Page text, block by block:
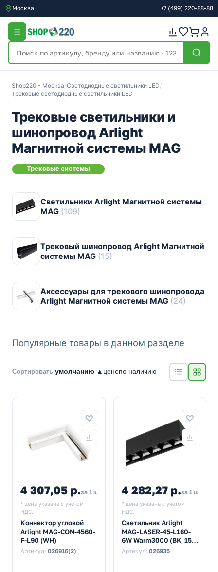
Москва +7 (499) 220-88-88
Shop220 - Москва/Светодиодные светильники LED/
Трековые светодиодные светильники LED
Трековые светильники и
шинопровод Arlight
Магнитной системы MAG
Трековые системы
Светильники Arlight Магнитной системы
MAG (109)
Трековый шинопровод Arlight Магнитной
системы MAG (15)
Аксессуары для трекового шинопровода
Arlight Магнитной системы MAG (24)
Популярные товары в данном разделе
Сортировать:умолчанию ▲ ценепо наличию
4 307,05 р.за 1 шт
* цена указана с учетом
НДС.
Коннектор угловой
Arlight MAG-CON-4560-
F-L90 (WH)
Артикул: 026916(2)
4 282,27 р.за 1 шт
* цена указана с учетом
НДС.
Светильник Arlight
MAG-LASER-45-L160-
6W Warm3000 (BK, 15
deg, 24V)
Артикул: 026935